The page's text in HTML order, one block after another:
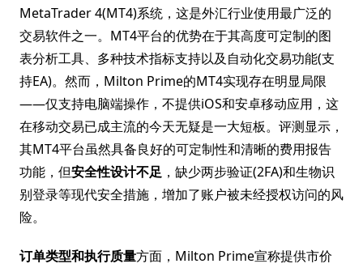
MetaTrader 4(MT4)系统，这是外汇行业使用最广泛的
交易软件之一。MT4平台的优势在于其高度可定制的图
表分析工具、多种技术指标支持以及自动化交易功能(支
持EA)。然而，Milton Prime的MT4实现存在明显局限
——仅支持电脑端操作，不提供iOS和安卓移动应用，这
在移动交易已成主流的今天无疑是一大短板。评测显示，
其MT4平台虽然具备良好的可定制性和清晰的费用报告
功能，但安全性设计不足 ，缺少两步验证(2FA)和生物识
别登录等现代安全措施，增加了账户被未经授权访问的风
险。
订单类型和执行质量方面，Milton Prime宣称提供市价